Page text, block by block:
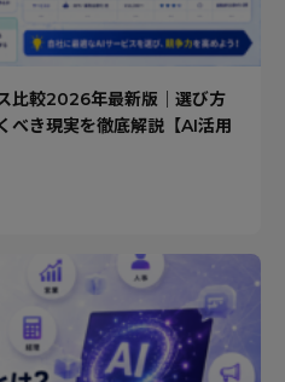
比較2026年最新版｜選び方
べき現実を徹底解説【AI活用